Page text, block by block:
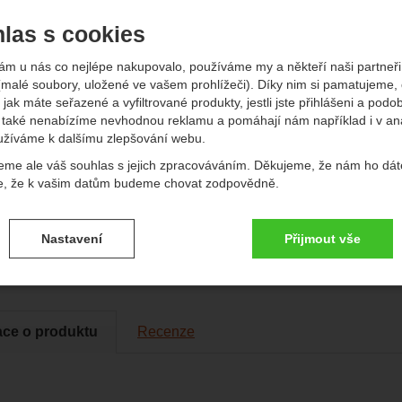
s cookies
u nás co nejlépe nakupovalo, používáme my a někteří naši partneři
soubory, uložené ve vašem prohlížeči). Díky nim si pamatujeme,
máte seřazené a vyfiltrované produkty, jestli jste přihlášeni a
nenabízíme nevhodnou reklamu a pomáhají nám například i v
k dalšímu zlepšování webu.
ale váš souhlas s jejich zpracováváním. Děkujeme, že nám ho
že k vašim datům budeme chovat zodpovědně.
souhlasů s kategoriemi cookies
- bez těchto cookies náš web nebude fungovat.
cookies umožňují váš průchod nákupním košíkem, porovnávání
Nastavení Přijmout vše
o produktu Recenze